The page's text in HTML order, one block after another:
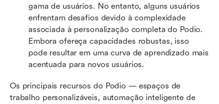
gama de usuários. No entanto, alguns usuários
enfrentam desafios devido à complexidade
associada à personalização completa do Podio.
Embora ofereça capacidades robustas, isso
pode resultar em uma curva de aprendizado mais
acentuada para novos usuários.
Os principais recursos do Podio — espaços de
trabalho personalizáveis, automação inteligente de